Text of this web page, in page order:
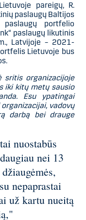
pareigų, R.
paslaugų Baltijos
portfelio
paslaugų likutinis
Latvijoje – 2021-
Lietuvoje bus
sritis organizacijoje
iki kitų metų sausio
Esu ypatingai
vadovų
darbą bei drauge
nuostabūs
nei 13
nepaprastai
už kartu nueitą